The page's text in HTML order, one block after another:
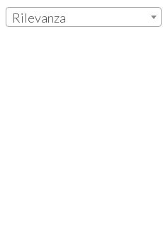
Rilevanza